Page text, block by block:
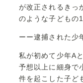
が改正されるきっ
のような子どもの1
ーー逮捕された少
私が初めて少年A
予想以上に細身で
件を起こした子ど